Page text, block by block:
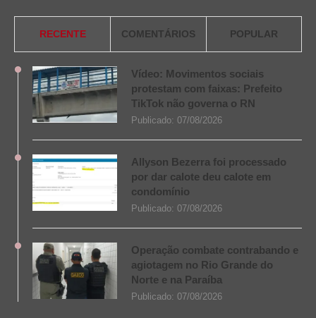
RECENTE COMENTÁRIOS POPULAR
Vídeo: Movimentos sociais
protestam com faixas: Prefeito
TikTok não governa o RN
Publicado: 07/08/2026
Allyson Bezerra foi processado
por dar calote deu calote em
condomínio
Publicado: 07/08/2026
Operação combate contrabando e
agiotagem no Rio Grande do
Norte e na Paraíba
Publicado: 07/08/2026